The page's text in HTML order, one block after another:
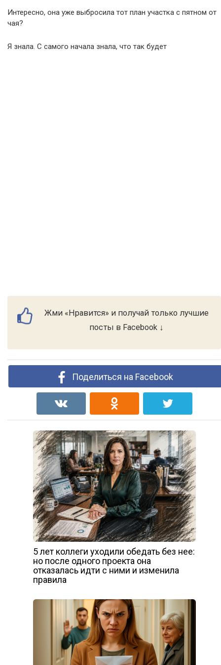
Интересно, она уже выбросила тот план участка с пятном от
чая?
Я знала. С самого начала знала, что так будет
Жми «Нравится» и получай только лучшие
посты в Facebook ↓
Поделиться на Facebook
5 лет коллеги уходили обедать без нее:
но после одного проекта она
отказалась идти с ними и изменила
правила